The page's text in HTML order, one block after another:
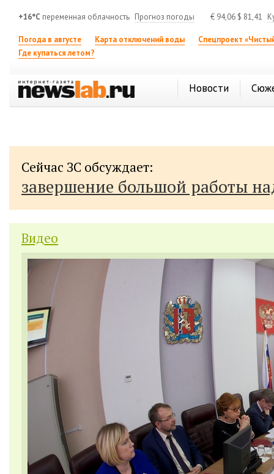
+16°C переменная облачность Прогноз погоды € 94,06 $ 81,41
Погода в августе Карта отключений воды
Спецпроект
Где купаться летом?
Новости
Сейчас ЗС обсуждает:
завершение большой работы
Видео